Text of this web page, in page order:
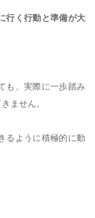
行く行動と準備が大
も、実際に一歩踏み
ません。
るように積極的に動